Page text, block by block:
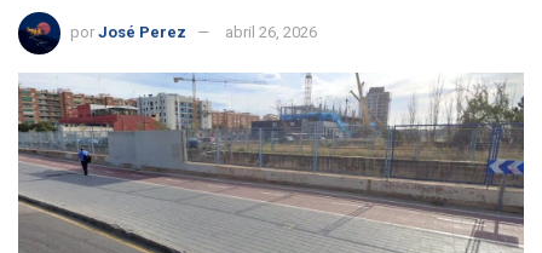
por José Perez abril 26, 2026